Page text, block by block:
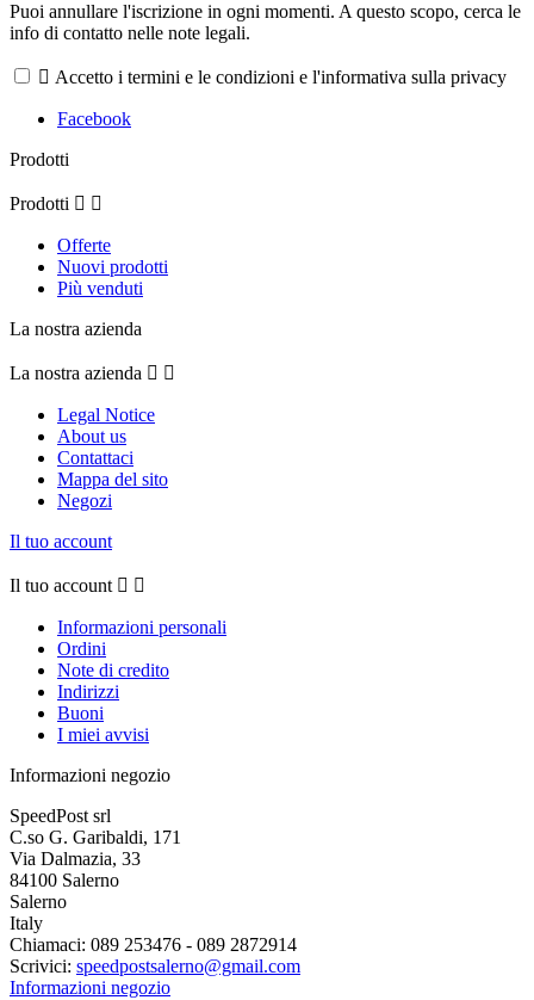
Puoi annullare l'iscrizione in ogni momenti. A questo scopo, cerca le
info di contatto nelle note legali.
 Accetto i termini e le condizioni e l'informativa sulla privacy
Facebook
Prodotti
Prodotti  
Offerte
Nuovi prodotti
Più venduti
La nostra azienda
La nostra azienda  
Legal Notice
About us
Contattaci
Mappa del sito
Negozi
Il tuo account
Il tuo account  
Informazioni personali
Ordini
Note di credito
Indirizzi
Buoni
I miei avvisi
Informazioni negozio
SpeedPost srl
C.so G. Garibaldi, 171
Via Dalmazia, 33
84100 Salerno
Salerno
Italy
Chiamaci: 089 253476 - 089 2872914
Scrivici: speedpostsalerno@gmail.com
Informazioni negozio